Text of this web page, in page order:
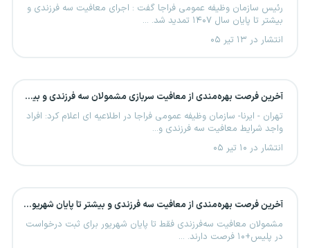
رئیس سازمان وظیفه عمومی فراجا گفت : اجرای معافیت سه فرزندی و
بیشتر تا پایان سال ۱۴۰۷ تمدید شد. ...
انتشار در ۱۳ تیر ۰۵
آخرین فرصت بهره‌مندی از معافیت سربازی مشمولان سه فرزندی و بیشتر تا پایان شهریور ماه ۱۴۰۵
تهران - ایرنا- سازمان وظیفه عمومی فراجا در اطلاعیه ای اعلام کرد: افراد
واجد شرایط معافیت سه فرزندی و...
انتشار در ۱۰ تیر ۰۵
آخرین فرصت بهره‌مندی از معافیت سه فرزندی و بیشتر تا پایان شهریورماه
مشمولان معافیت سه‌فرزندی فقط تا پایان شهریور برای ثبت درخواست
در پلیس+۱۰ فرصت دارند. ...